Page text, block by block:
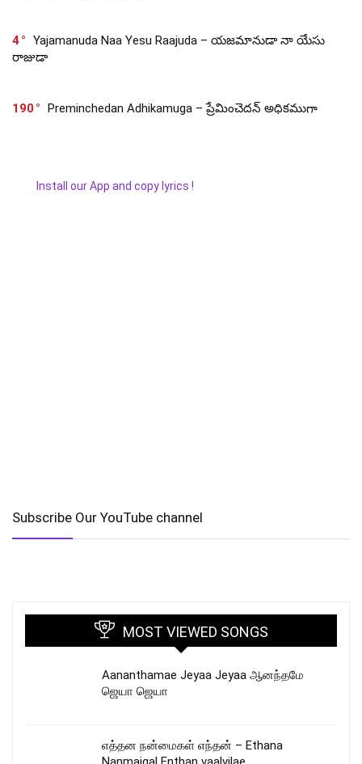
4
Yajamanuda Naa Yesu Raajuda – యజమానుడా నా యేసు
రాజుడా
190 Preminchedan Adhikamuga – ప్రేమించెదన్ అధికముగా
Install our App and copy lyrics !
Subscribe Our YouTube channel
MOST VIEWED SONGS
Aananthamae Jeyaa Jeyaa ஆனந்தமே
ஜெயா ஜெயா
எத்தன நன்மைகள் எந்தன் – Ethana